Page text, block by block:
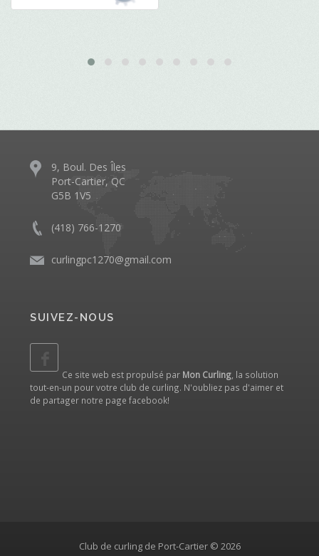
9, Boul. Des Îles
Port-Cartier, QC
G5B 1V5
(418) 766-1270
curlingpc1270@gmail.com
SUIVEZ-NOUS
Ce site web est propulsé par Mon Curling , la solution
tout-en-un pour votre club de curling. N'oubliez pas d'aimer et
de partager notre page facebook!
Club de curling de Port-Cartier © 2026